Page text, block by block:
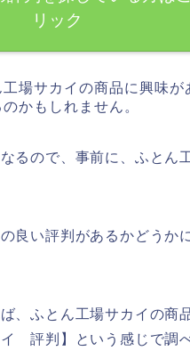
リック
場サカイの商品に興味
かもしれません。
るので、事前に、ふとん
良い評判があるかどうか
、ふとん工場サカイの商
評判】という感じで調